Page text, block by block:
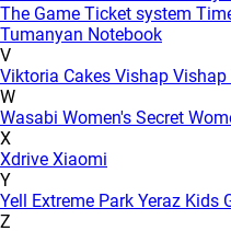
The Game Ticket system
Tumanyan Notebook
V
Viktoria Cakes Vishap Vishap
W
Wasabi Women's Secret
X
Xdrive Xiaomi
Y
Yell Extreme Park Yeraz Kids
Z